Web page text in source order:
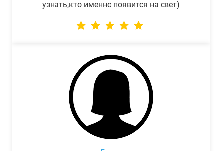
узнать,кто именно появится на свет)